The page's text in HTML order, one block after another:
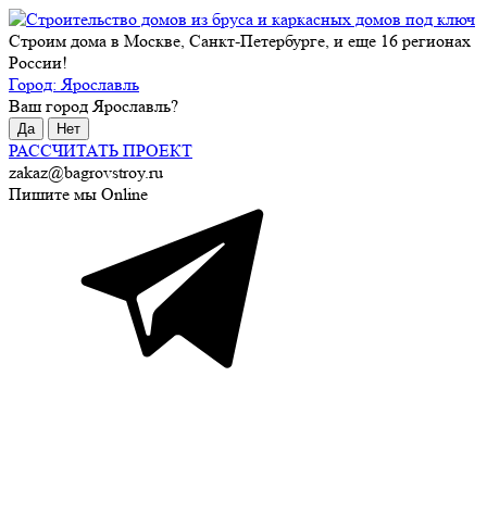
Строим дома в Москве, Санкт-Петербурге, и еще 16 регионах
России!
Город:Ярославль
Ваш городЯрославль?
Да Нет
РАССЧИТАТЬ ПРОЕКТ
zakaz@bagrovstroy.ru
Пишите мы Online